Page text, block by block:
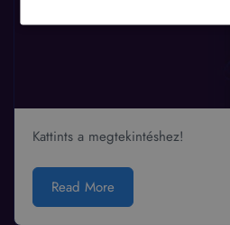
Kattints a megtekintéshez!
Read More